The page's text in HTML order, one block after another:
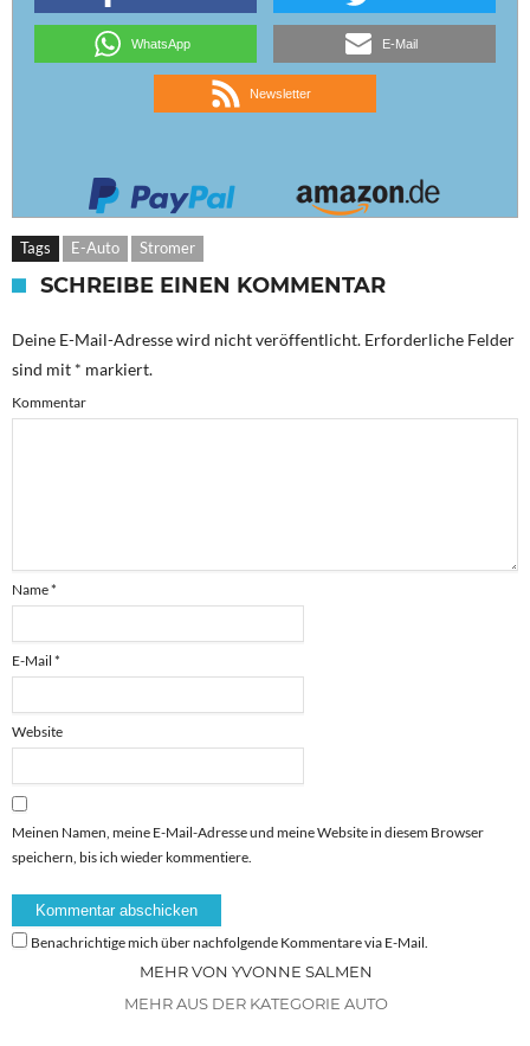
WhatsApp E-Mail
Newsletter
Tags E-Auto Stromer
SCHREIBE EINEN KOMMENTAR
Deine E-Mail-Adresse wird nicht veröffentlicht. Erforderliche Felder
sind mit * markiert.
Kommentar
Name*
E-Mail *
Website
Meinen Namen, meine E-Mail-Adresse und meine Website in diesem Browser
speichern, bis ich wieder kommentiere.
Benachrichtige mich über nachfolgende Kommentare via E-Mail.
MEHR VON YVONNE SALMEN
MEHR AUS DER KATEGORIE AUTO